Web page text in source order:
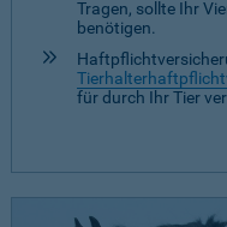
Tragen, sollte Ihr
benötigen.
für durch Ihr Tier